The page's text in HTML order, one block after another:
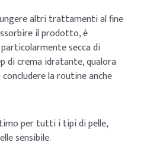
altri trattamenti al fine
il prodotto, è
secca di
di crema idratante, qualora
la routine anche
per tutti i tipi di pelle,
sensibile.